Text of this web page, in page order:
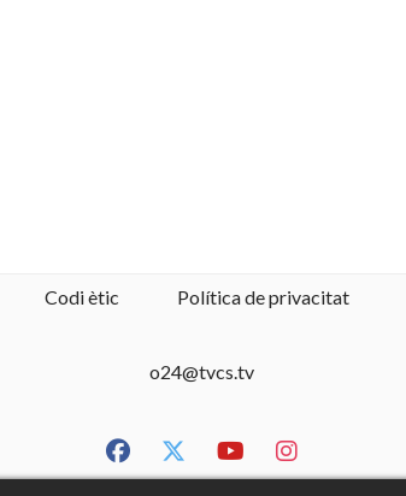
Codi ètic Política de privacitat
o24@tvcs.tv